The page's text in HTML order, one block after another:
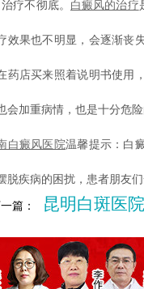
疗不彻底。 白癜风的治疗
效果也不明显，会逐渐丧
药店买来照着说明书使用
会加重病情，也是十分危险
白癜风医院温馨提示：白
脱疾病的困扰，患者朋友
篇： 昆明白斑医